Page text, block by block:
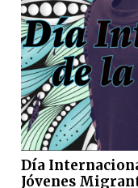
Día
Jóvenes